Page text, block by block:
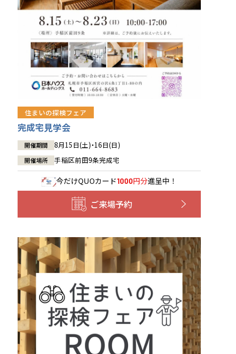
住まいの探検フェア
完成宅見学会
開催期間 8月15日(土)・16日(日)
開催場所 手稲区前田9条完成宅
今だけQUOカード1000円分進呈中！
ご来場予約